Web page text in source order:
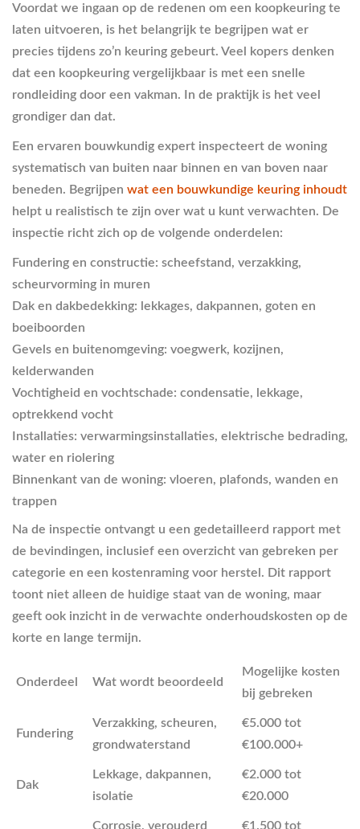
Voordat we ingaan op de redenen om een koopkeuring te
laten uitvoeren, is het belangrijk te begrijpen wat er
precies tijdens zo’n keuring gebeurt. Veel kopers denken
dat een koopkeuring vergelijkbaar is met een snelle
rondleiding door een vakman. In de praktijk is het veel
grondiger dan dat.
Een ervaren bouwkundig expert inspecteert de woning
systematisch van buiten naar binnen en van boven naar
beneden. Begrijpen wat een bouwkundige keuring inhoudt
helpt u realistisch te zijn over wat u kunt verwachten. De
inspectie richt zich op de volgende onderdelen:
Fundering en constructie: scheefstand, verzakking,
scheurvorming in muren
Dak en dakbedekking: lekkages, dakpannen, goten en
boeiboorden
Gevels en buitenomgeving: voegwerk, kozijnen,
kelderwanden
Vochtigheid en vochtschade: condensatie, lekkage,
optrekkend vocht
Installaties: verwarmingsinstallaties, elektrische bedrading,
water en riolering
Binnenkant van de woning: vloeren, plafonds, wanden en
trappen
Na de inspectie ontvangt u een gedetailleerd rapport met
de bevindingen, inclusief een overzicht van gebreken per
categorie en een kostenraming voor herstel. Dit rapport
toont niet alleen de huidige staat van de woning, maar
geeft ook inzicht in de verwachte onderhoudskosten op de
korte en lange termijn.
Onderdeel Wat wordt beoordeeld
Mogelijke kosten
bij gebreken
Fundering
Verzakking, scheuren,
grondwaterstand
€5.000 tot
€100.000+
Dak
Lekkage, dakpannen,
isolatie
€2.000 tot
€20.000
Corrosie, verouderd €1.500 tot